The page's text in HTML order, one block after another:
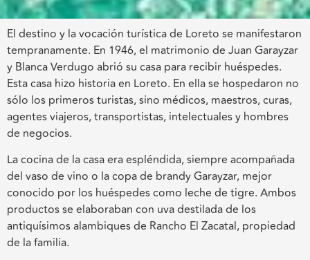
El destino y la vocación turística de Loreto se manifestaron
tempranamente. En 1946, el matrimonio de Juan Garayzar
y Blanca Verdugo abrió su casa para recibir huéspedes.
Esta casa hizo historia en Loreto. En ella se hospedaron no
sólo los primeros turistas, sino médicos, maestros, curas,
agentes viajeros, transportistas, intelectuales y hombres
de negocios.
La cocina de la casa era espléndida, siempre acompañada
del vaso de vino o la copa de brandy Garayzar, mejor
conocido por los huéspedes como leche de tigre. Ambos
productos se elaboraban con uva destilada de los
antiquísimos alambiques de Rancho El Zacatal, propiedad
de la familia.